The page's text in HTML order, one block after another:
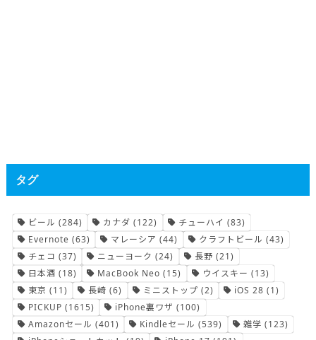
タグ
ビール (284) カナダ (122) チューハイ (83)
Evernote (63) マレーシア (44) クラフトビール (43)
チェコ (37) ニューヨーク (24) 長野 (21)
日本酒 (18) MacBook Neo (15) ウイスキー (13)
東京 (11) 長崎 (6) ミニストップ (2) iOS 28 (1)
PICKUP (1615) iPhone裏ワザ (100)
Amazonセール (401) Kindleセール (539) 雑学 (123)